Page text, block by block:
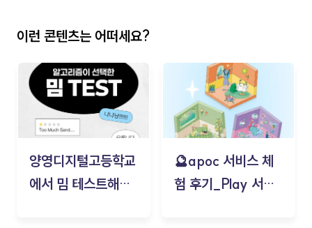
이런 콘텐츠는 어떠세요?
양영디지털고등학교
에서 밈 테스트해보
🔮apoc 서비스 체
험 후기_Play 서비